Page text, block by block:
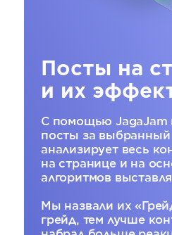
Посты на
и их
С помощью JagaJam
посты за
анализирует весь
на странице и на
алгоритмов
Мы назвали их
грейд, тем лучше